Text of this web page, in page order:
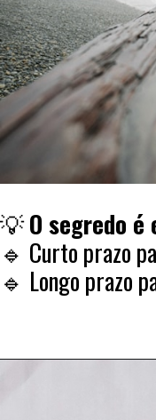
💡O segredo
🔹 Curto prazo
🔹 Longo prazo